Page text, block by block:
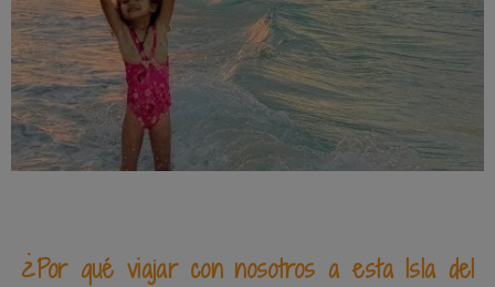
¿Por qué viajar con nosotros a esta Isla del